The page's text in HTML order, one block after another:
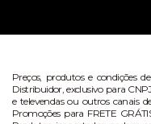
Preços, produtos e condições
Distribuidor, exclusivo para
e televendas ou outros canais
Promoções para FRETE